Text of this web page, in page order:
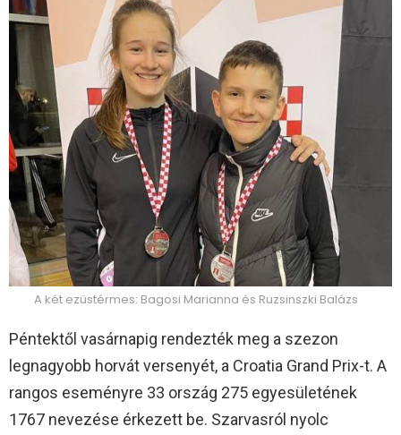
A két ezüstérmes: Bagosi Marianna és Ruzsinszki Balázs
Péntektől vasárnapig rendezték meg a szezon
legnagyobb horvát versenyét, a Croatia Grand Prix-t. A
rangos eseményre 33 ország 275 egyesületének
1767 nevezése érkezett be. Szarvasról nyolc